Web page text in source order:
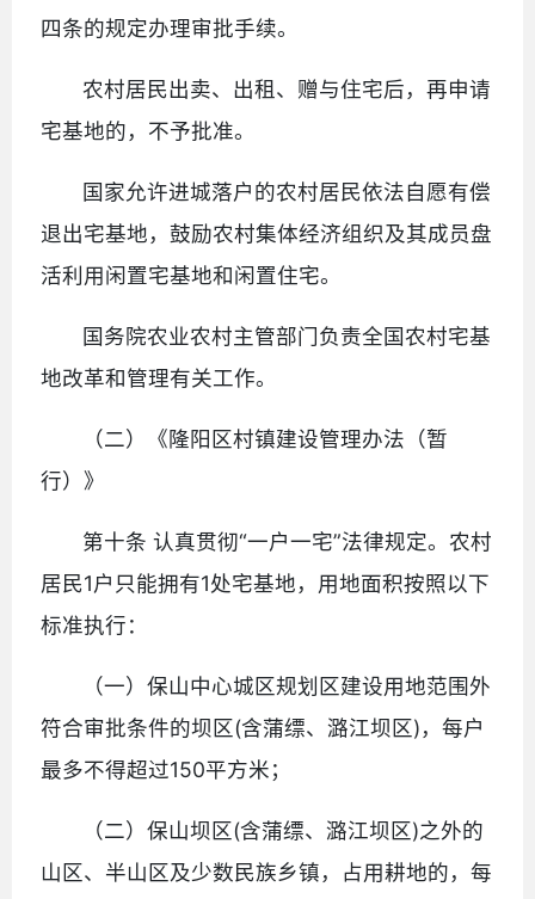
四条的规定办理审批手续。
农村居民出卖、出租、赠与住宅后，再申请
宅基地的，不予批准。
国家允许进城落户的农村居民依法自愿有偿
退出宅基地，鼓励农村集体经济组织及其成员盘
活利用闲置宅基地和闲置住宅。
国务院农业农村主管部门负责全国农村宅基
地改革和管理有关工作。
（二）《隆阳区村镇建设管理办法（暂
行）》
第十条 认真贯彻“一户一宅”法律规定。农村
居民1户只能拥有1处宅基地，用地面积按照以下
标准执行：
（一）保山中心城区规划区建设用地范围外
符合审批条件的坝区(含蒲缥、潞江坝区)，每户
最多不得超过150平方米；
（二）保山坝区(含蒲缥、潞江坝区)之外的
山区、半山区及少数民族乡镇，占用耕地的，每